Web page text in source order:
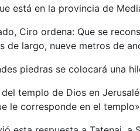
está en la provincia de
Ciro ordena: Que se
de largo, nueve metros de
piedras se colocará una
templo de Dios en
le corresponde en el